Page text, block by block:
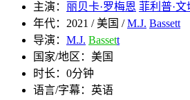
主演： 丽贝卡·罗梅恩 菲利普·
年代： 2021 / 美国 /M.J. Bassett
导演： M.J. Bassett
国家/地区： 美国
时长： 0分钟
语言/字幕： 英语